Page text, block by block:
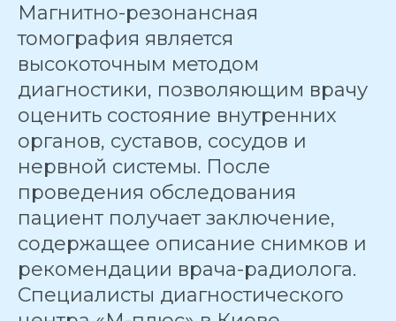
Магнитно-резонансная
томография является
высокоточным методом
диагностики, позволяющим врачу
оценить состояние внутренних
органов, суставов, сосудов и
нервной системы. После
проведения обследования
пациент получает заключение,
содержащее описание снимков и
рекомендации врача-радиолога.
Специалисты диагностического